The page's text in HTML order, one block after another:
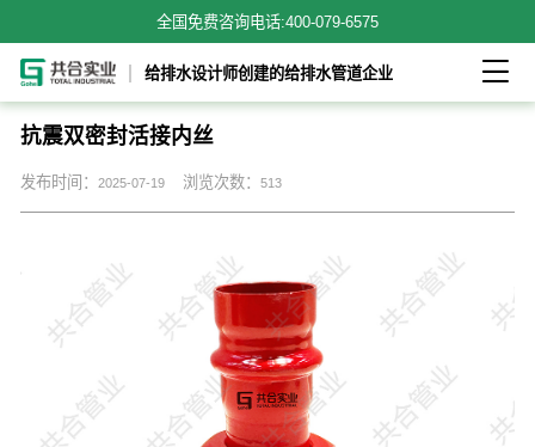
全国免费咨询电话:400-079-6575
给排水设计师创建的给排水管道企业 
抗震双密封活接内丝
发布时间： 2025-07-19 浏览次数： 513